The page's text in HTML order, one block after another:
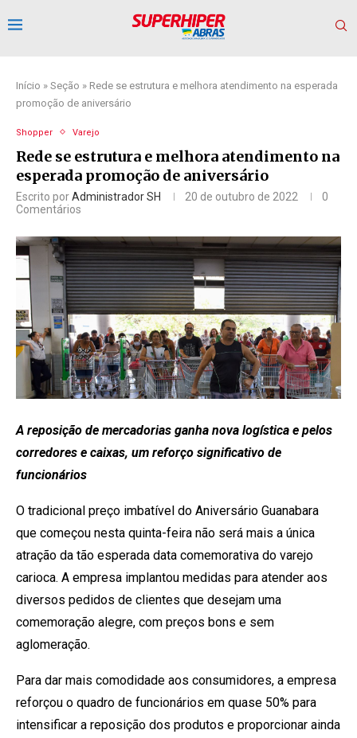
Início » Seção » Rede se estrutura e melhora atendimento na esperada
promoção de aniversário
Shopper Varejo
Rede se estrutura e melhora atendimento na
esperada promoção de aniversário
Escrito porAdministrador SH 20 de outubro de 2022
0
Comentários
A reposição de mercadorias ganha nova logística e pelos
corredores e caixas, um reforço significativo de
funcionários
O tradicional preço imbatível do Aniversário Guanabara
que começou nesta quinta-feira não será mais a única
atração da tão esperada data comemorativa do varejo
carioca. A empresa implantou medidas para atender aos
diversos pedidos de clientes que desejam uma
comemoração alegre, com preços bons e sem
aglomeração.
Para dar mais comodidade aos consumidores, a empresa
reforçou o quadro de funcionários em quase 50% para
intensificar a reposição dos produtos e proporcionar ainda